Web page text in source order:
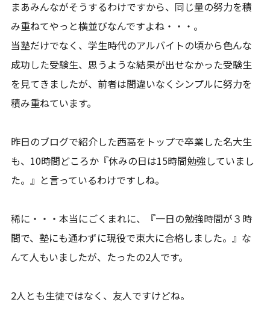
まあみんながそうするわけですから、同じ量の努力を積
み重ねてやっと横並びなんですよね・・・。
当塾だけでなく、学生時代のアルバイトの頃から色んな
成功した受験生、思うような結果が出せなかった受験生
を見てきましたが、前者は間違いなくシンプルに努力を
積み重ねています。
昨日のブログで紹介した西高をトップで卒業した名大生
も、10時間どころか『休みの日は15時間勉強していまし
た。』と言っているわけですしね。
稀に・・・本当にごくまれに、『一日の勉強時間が３時
間で、塾にも通わずに現役で東大に合格しました。』な
んて人もいましたが、たったの2人です。
2人とも生徒ではなく、友人ですけどね。